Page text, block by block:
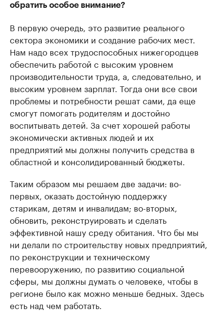
обратить особое внимание?
В первую очередь, это развитие реального
сектора экономики и создание рабочих мест.
Нам надо всех трудоспособных нижегородцев
обеспечить работой с высоким уровнем
производительности труда, а, следовательно, и
высоким уровнем зарплат. Тогда они все свои
проблемы и потребности решат сами, да еще
смогут помогать родителям и достойно
воспитывать детей. За счет хорошей работы
экономически активных людей и их
предприятий мы должны получить средства в
областной и консолидированный бюджеты.
Таким образом мы решаем две задачи: во-
первых, оказать достойную поддержку
старикам, детям и инвалидам; во-вторых,
обновить, реконструировать и сделать
эффективной нашу среду обитания. Что бы мы
ни делали по строительству новых предприятий,
по реконструкции и техническому
перевооружению, по развитию социальной
сферы, мы должны думать о человеке, чтобы в
регионе было как можно меньше бедных. Здесь
есть над чем работать.